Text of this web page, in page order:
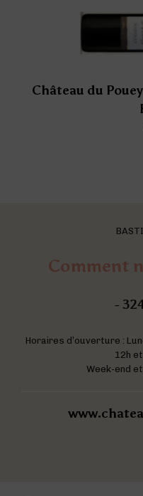
Château du
Comment
-
Horaires d’ouverture :
12h
Week-end